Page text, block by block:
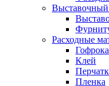
Расходные
Клей
Пленка